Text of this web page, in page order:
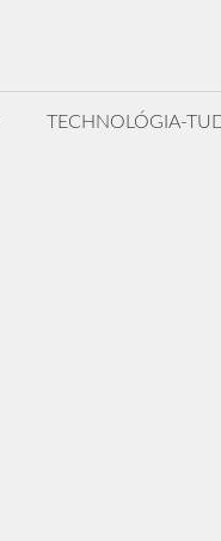
TECHNOLÓGIA-